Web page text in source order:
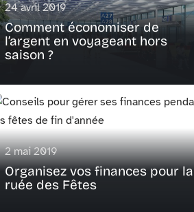
24 avril 2019
Comment économiser de
l’argent en voyageant hors
saison ?
2 mai 2019
Organisez vos finances pour la
ruée des Fêtes